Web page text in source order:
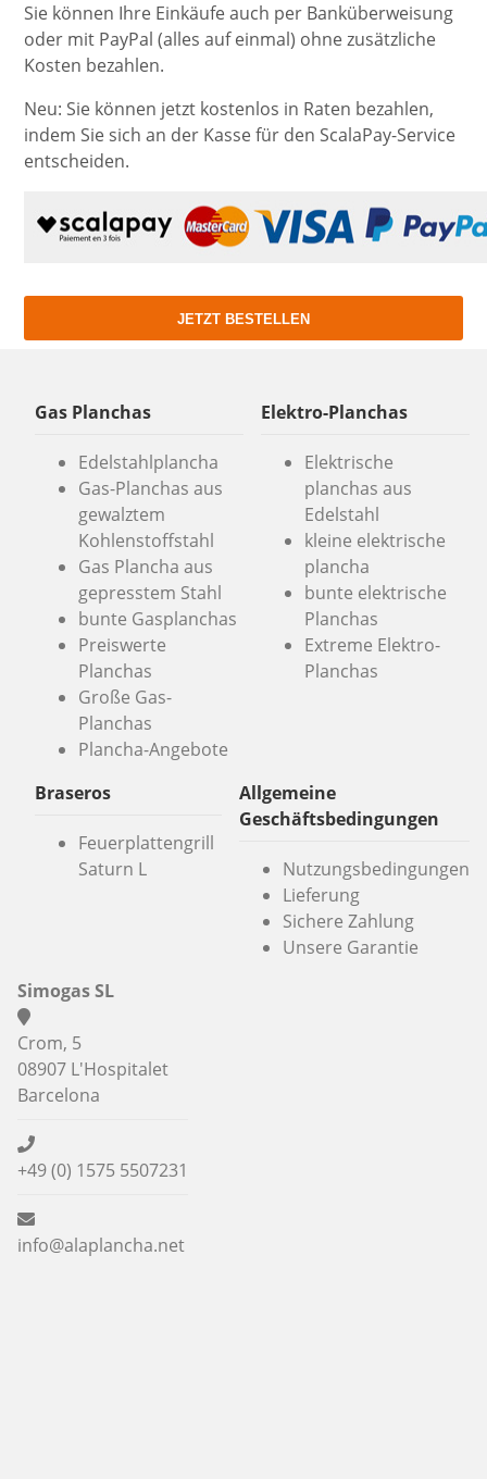
Sie können Ihre Einkäufe auch per Banküberweisung
oder mit PayPal (alles auf einmal) ohne zusätzliche
Kosten bezahlen.
Neu: Sie können jetzt kostenlos in Raten bezahlen,
indem Sie sich an der Kasse für den ScalaPay-Service
entscheiden.
JETZT BESTELLEN
Gas Planchas
Edelstahlplancha
Gas-Planchas aus
gewalztem
Kohlenstoffstahl
Gas Plancha aus
gepresstem Stahl
bunte Gasplanchas
Preiswerte
Planchas
Große Gas-
Planchas
Plancha-Angebote
Elektro-Planchas
Elektrische
planchas aus
Edelstahl
kleine elektrische
plancha
bunte elektrische
Planchas
Extreme Elektro-
Planchas
Braseros
Feuerplattengrill
Saturn L
Allgemeine
Geschäftsbedingungen
Nutzungsbedingungen
Lieferung
Sichere Zahlung
Unsere Garantie
Simogas SL
Crom, 5
08907 L'Hospitalet
Barcelona
+49 (0) 1575 5507231
info@alaplancha.net